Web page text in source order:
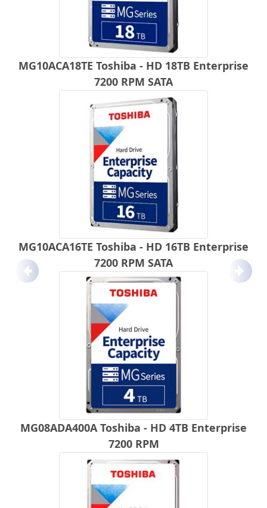
MG10ACA18TE Toshiba - HD 18TB Enterprise
7200 RPM SATA
MG10ACA16TE Toshiba - HD 16TB Enterprise
7200 RPM SATA
MG08ADA400A Toshiba - HD 4TB Enterprise
7200 RPM
Anterior